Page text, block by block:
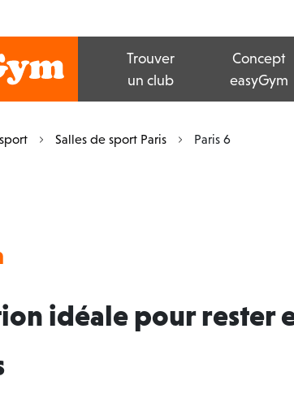
Trouver
un club
Concept
easyGym
Salles de sport Paris Paris 6
idéale pour rester